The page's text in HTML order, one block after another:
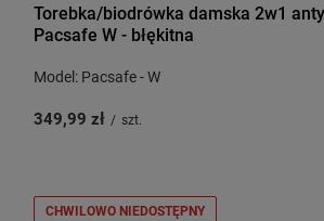
Torebka/biodrówka damska 2w1
Pacsafe W - błękitna
Model: Pacsafe - W
349,99 zł / szt.
CHWILOWO NIEDOSTĘPNY